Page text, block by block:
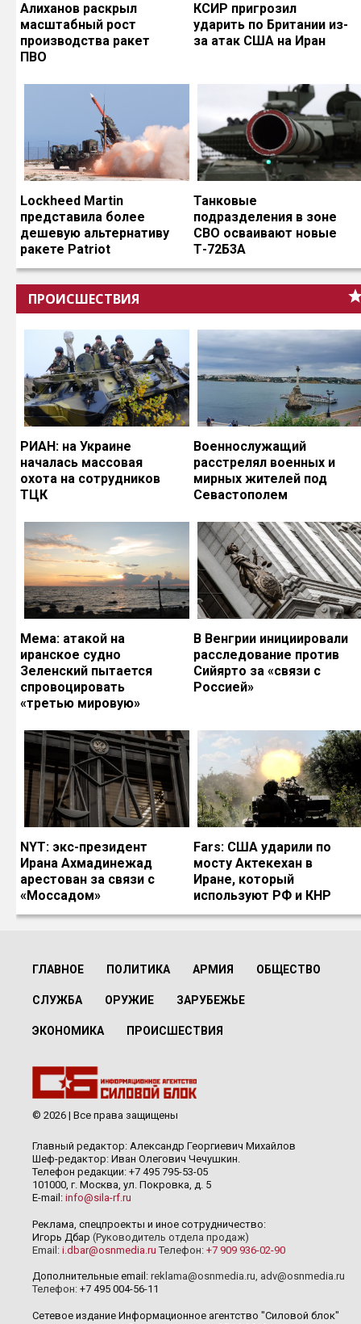
Алиханов раскрыл
масштабный рост
производства ракет
ПВО
КСИР пригрозил
ударить по Британии из-
за атак США на Иран
Lockheed Martin
представила более
дешевую альтернативу
ракете Patriot
Танковые
подразделения в зоне
СВО осваивают новые
Т-72Б3А
ПРОИСШЕСТВИЯ
РИАН: на Украине
началась массовая
охота на сотрудников
ТЦК
Военнослужащий
расстрелял военных и
мирных жителей под
Севастополем
Мема: атакой на
иранское судно
Зеленский пытается
спровоцировать
«третью мировую»
В Венгрии инициировали
расследование против
Сийярто за «связи с
Россией»
NYT: экс-президент
Ирана Ахмадинежад
арестован за связи с
«Моссадом»
Fars: США ударили по
мосту Актекехан в
Иране, который
используют РФ и КНР
ГЛАВНОЕ ПОЛИТИКА АРМИЯ ОБЩЕСТВО
СЛУЖБА ОРУЖИЕ ЗАРУБЕЖЬЕ
ЭКОНОМИКА ПРОИСШЕСТВИЯ
© 2026 | Все права защищены
Главный редактор: Александр Георгиевич Михайлов
Шеф-редактор: Иван Олегович Чечушкин.
Телефон редакции: +7 495 795-53-05
101000, г. Москва, ул. Покровка, д. 5
E-mail: info@sila-rf.ru
Реклама, спецпроекты и иное сотрудничество:
Игорь Дбар (Руководитель отдела продаж)
Email: i.dbar@osnmedia.ru Телефон: +7 909 936-02-90
Дополнительные email: reklama@osnmedia.ru, adv@osnmedia.ru
Телефон: +7 495 004-56-11
Сетевое издание Информационное агентство "Силовой блок"